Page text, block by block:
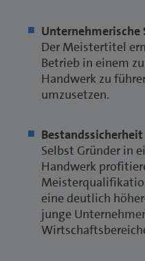
Der Meistertitel
Betrieb in einem
Handwerk zu
umzusetzen.
Bestandssicherheit
Selbst Gründer in
Handwerk
eine deutlich
junge